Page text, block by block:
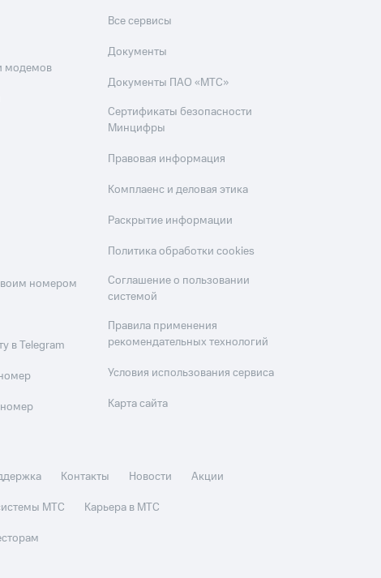
модемов
номером
в Telegram
Все сервисы
Документы
Документы ПАО «МТС»
Сертификаты безопасности
Минцифры
Правовая информация
Комплаенс и деловая этика
Раскрытие информации
Политика обработки cookies
Соглашение о пользовании
системой
Правила применения
рекомендательных технологий
Условия использования сервиса
Карта сайта
Контакты Новости
Акции
МТС
Карьера в МТС